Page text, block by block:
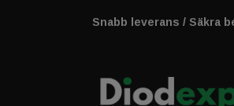
Snabb leverans / Säkra